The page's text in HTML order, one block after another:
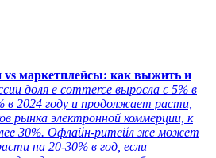
маркетплейсы: как выжить и
доля e commerce выросла с 5% в
в 2024 году и продолжает расти,
рынка электронной коммерции, к
30%. Офлайн-ритейл же может
на 20-30% в год, если